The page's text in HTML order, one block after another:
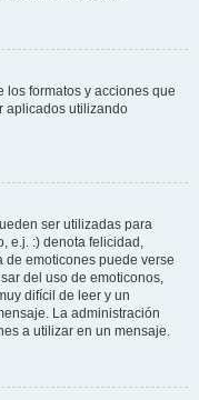
los formatos y acciones que
aplicados utilizando
ser utilizadas para
e.j. :) denota felicidad,
de emoticones puede verse
del uso de emoticonos,
difícil de leer y un
La administración
a utilizar en un mensaje.